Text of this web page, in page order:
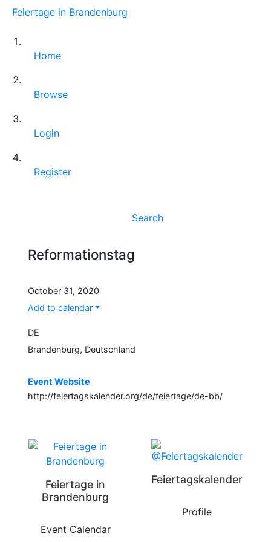
Feiertage in Brandenburg
Home
Browse
Login
Register
Search
Reformationstag
October 31, 2020
Add to calendar
DE
Brandenburg, Deutschland
Event Website
http://feiertagskalender.org/de/feiertage/de-bb/
Feiertage in
Brandenburg
Event Calendar
Feiertagskalender
Profile